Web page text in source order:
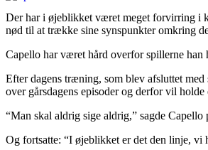
Der har i øjeblikket været meget forvirring i
nød til at trække sine synspunkter omkring
Capello har været hård overfor spillerne han
Efter dagens træning, som blev afsluttet
over gårsdagens episoder og derfor vil holde
“Man skal aldrig sige aldrig,” sagde Capello
Og fortsatte: “I øjeblikket er det den linje, vi